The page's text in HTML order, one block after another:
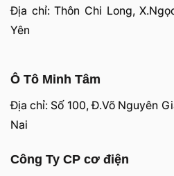
Địa chỉ: Thôn Chi Long,
Yên
Ô Tô Minh Tâm
Địa chỉ: Số 100, Đ.Võ Nguyên
Nai
Công Ty CP cơ điện